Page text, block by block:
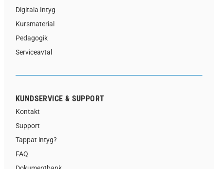
Digitala Intyg
Kursmaterial
Pedagogik
Serviceavtal
KUNDSERVICE & SUPPORT
Kontakt
Support
Tappat intyg?
FAQ